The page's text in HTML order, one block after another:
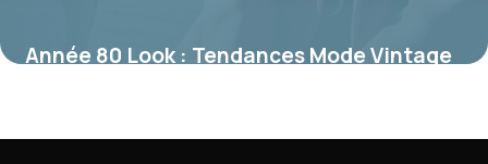
Année 80 Look : Tendances Mode Vintage